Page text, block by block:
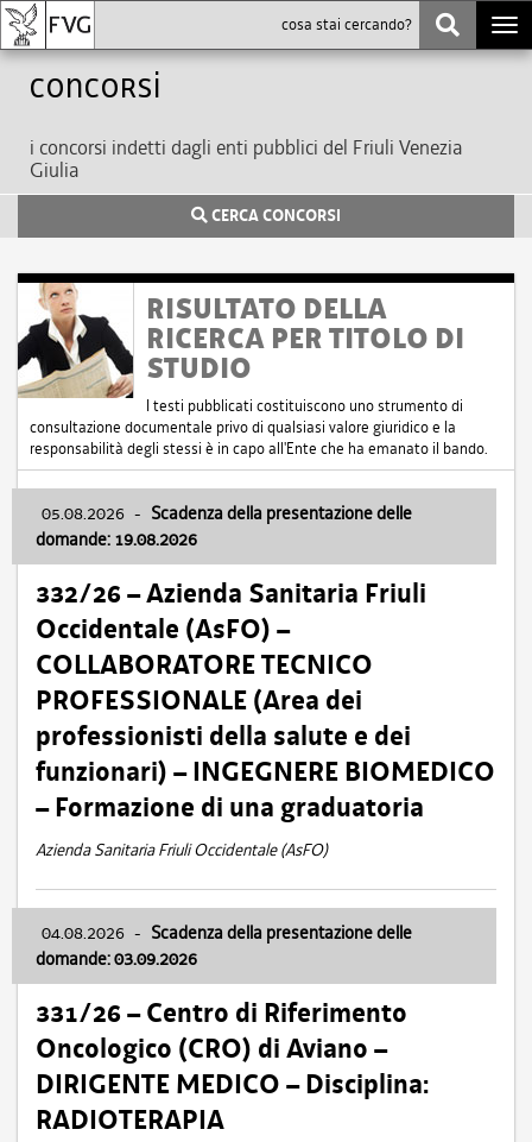
Concorsi
i concorsi indetti dagli enti pubblici del Friuli Venezia
Giulia
CERCA CONCORSI
RISULTATO DELLA
RICERCA PER TITOLO DI
STUDIO
I testi pubblicati costituiscono uno strumento di
consultazione documentale privo di qualsiasi valore giuridico e la
responsabilità degli stessi è in capo all'Ente che ha emanato il bando.
05.08.2026 - Scadenza della presentazione delle
domande: 19.08.2026
332/26 – Azienda Sanitaria Friuli
Occidentale (AsFO) –
COLLABORATORE TECNICO
PROFESSIONALE (Area dei
professionisti della salute e dei
funzionari) – INGEGNERE BIOMEDICO
– Formazione di una graduatoria
Azienda Sanitaria Friuli Occidentale (AsFO)
04.08.2026 - Scadenza della presentazione delle
domande: 03.09.2026
331/26 – Centro di Riferimento
Oncologico (CRO) di Aviano –
DIRIGENTE MEDICO – Disciplina:
RADIOTERAPIA